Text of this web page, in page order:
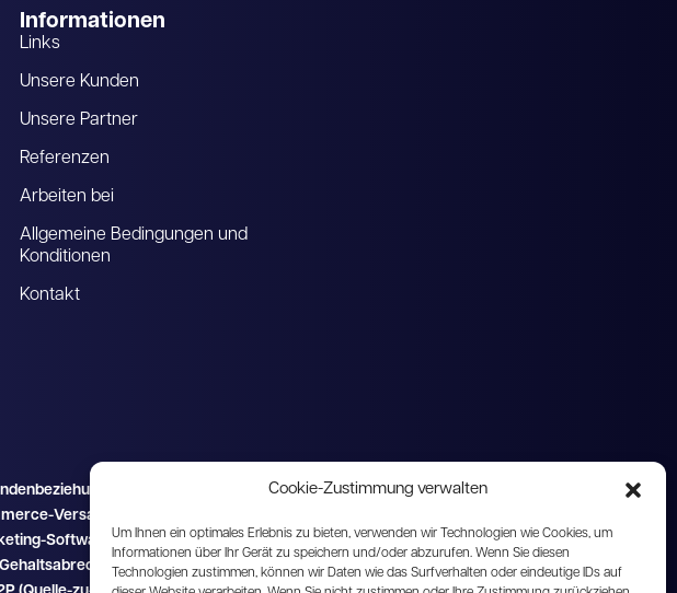
Cookie-Zustimmung verwalten
Um Ihnen ein optimales Erlebnis zu bieten, verwenden wir Technologien wie Cookies, um
Informationen über Ihr Gerät zu speichern und/oder abzurufen. Wenn Sie diesen
Technologien zustimmen, können wir Daten wie das Surfverhalten oder eindeutige IDs auf
Informationen
Links
Unsere Kunden
Unsere Partner
Referenzen
Arbeiten bei
Allgemeine Bedingungen und
Konditionen
Kontakt
Debitorenmanagement
Versandplattform
Software
Mehrkanalige Software
PIM-System (Produktinformationsmanagement)